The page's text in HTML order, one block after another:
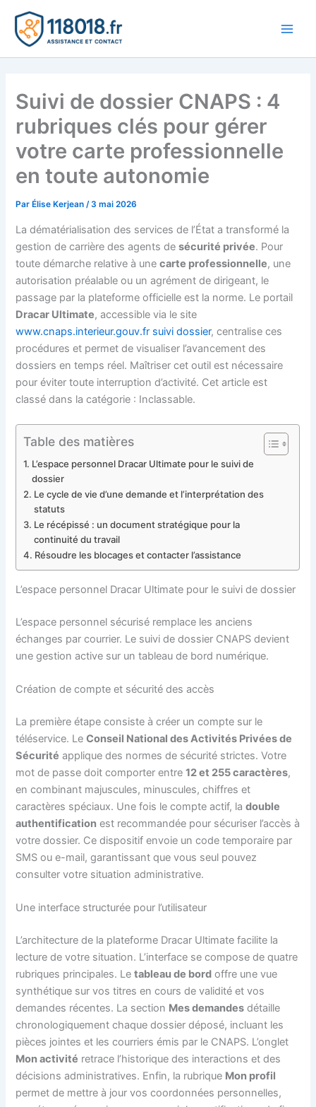
contenu
Suivi de dossier CNAPS : 4
rubriques clés pour gérer
votre carte professionnelle
en toute autonomie
Par Élise Kerjean/3 mai 2026
La dématérialisation des services de l’État a transformé la
gestion de carrière des agents desécurité privée. Pour
toute démarche relative à unecarte professionnelle, une
autorisation préalable ou un agrément de dirigeant, le
passage par la plateforme officielle est la norme. Le portail
Dracar Ultimate, accessible via le site
www.cnaps.interieur.gouv.fr suivi dossier, centralise ces
procédures et permet de visualiser l’avancement des
dossiers en temps réel. Maîtriser cet outil est nécessaire
pour éviter toute interruption d’activité. Cet article est
classé dans la catégorie : Inclassable.
Table des matières
L’espace personnel Dracar Ultimate pour le suivi de
dossier
Le cycle de vie d’une demande et l’interprétation des
statuts
Le récépissé : un document stratégique pour la
continuité du travail
Résoudre les blocages et contacter l’assistance
L’espace personnel Dracar Ultimate pour le suivi de dossier
L’espace personnel sécurisé remplace les anciens
échanges par courrier. Le suivi de dossier CNAPS devient
une gestion active sur un tableau de bord numérique.
Création de compte et sécurité des accès
La première étape consiste à créer un compte sur le
téléservice. LeConseil National des Activités Privées de
Sécurité applique des normes de sécurité strictes. Votre
mot de passe doit comporter entre12 et 255 caractères,
en combinant majuscules, minuscules, chiffres et
caractères spéciaux. Une fois le compte actif, ladouble
authentification est recommandée pour sécuriser l’accès à
votre dossier. Ce dispositif envoie un code temporaire par
SMS ou e-mail, garantissant que vous seul pouvez
consulter votre situation administrative.
Une interface structurée pour l’utilisateur
L’architecture de la plateforme Dracar Ultimate facilite la
lecture de votre situation. L’interface se compose de quatre
rubriques principales. Letableau de bord offre une vue
synthétique sur vos titres en cours de validité et vos
demandes récentes. La section Mes demandes détaille
chronologiquement chaque dossier déposé, incluant les
pièces jointes et les courriers émis par le CNAPS. L’onglet
Mon activité retrace l’historique des interactions et des
décisions administratives. Enfin, la rubrique Mon profil
permet de mettre à jour vos coordonnées personnelles,